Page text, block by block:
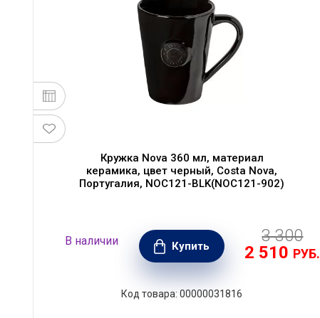
Кружка Nova 360 мл, материал
керамика, цвет черный, Costa Nova,
Португалия, NOC121-BLK(NOC121-902)
В наличии Купить
3 300
2 510 РУБ.
Код товара: 00000031816